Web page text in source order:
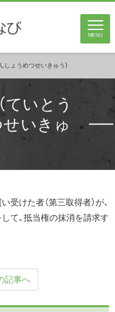
MENU
しょうめつせいきゅう）
ていとう
いきゅ
けた者（第三取得者）が、
て、抵当権の抹消を請求す
記事へ